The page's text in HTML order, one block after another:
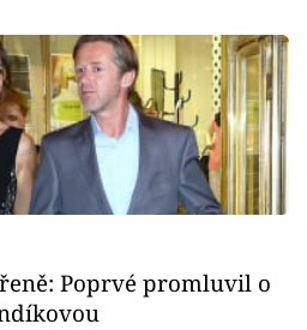
Poprvé promluvil o